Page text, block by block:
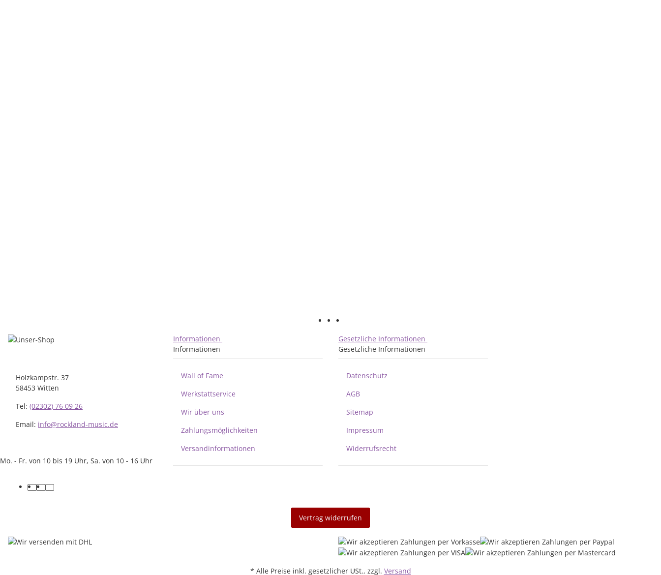
Holzkampstr. 37
58453 Witten
Tel: (02302) 76 09 26
Email: info@rockland-music.de
Mo. - Fr. von 10 bis 19 Uhr, Sa. von 10 - 16 Uhr
facebook
youtube
instagram
Informationen
Informationen
Wall of Fame
Werkstattservice
Wir über uns
Zahlungsmöglichkeiten
Versandinformationen
Gesetzliche Informationen
Gesetzliche Informationen
Datenschutz
AGB
Sitemap
Impressum
Widerrufsrecht
Vertrag widerrufen
* Alle Preise inkl. gesetzlicher USt., zzgl. Versand